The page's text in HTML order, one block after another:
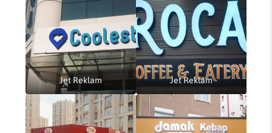
Jet Reklam Jet Reklam